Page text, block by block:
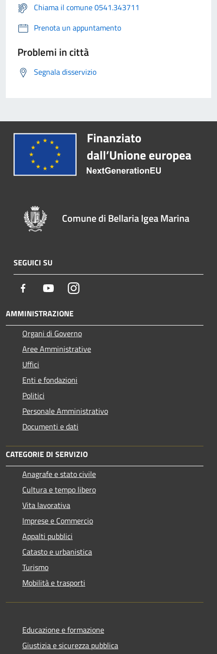
Chiama il comune 0541.343711
Prenota un appuntamento
Problemi in città
Segnala disservizio
Comune di Bellaria Igea Marina
SEGUICI SU
Facebook YoutubeInstagram
AMMINISTRAZIONE
Organi di Governo
Aree Amministrative
Uffici
Enti e fondazioni
Politici
Personale Amministrativo
Documenti e dati
CATEGORIE DI SERVIZIO
Anagrafe e stato civile
Cultura e tempo libero
Vita lavorativa
Imprese e Commercio
Appalti pubblici
Catasto e urbanistica
Turismo
Mobilità e trasporti
Educazione e formazione
Giustizia e sicurezza pubblica